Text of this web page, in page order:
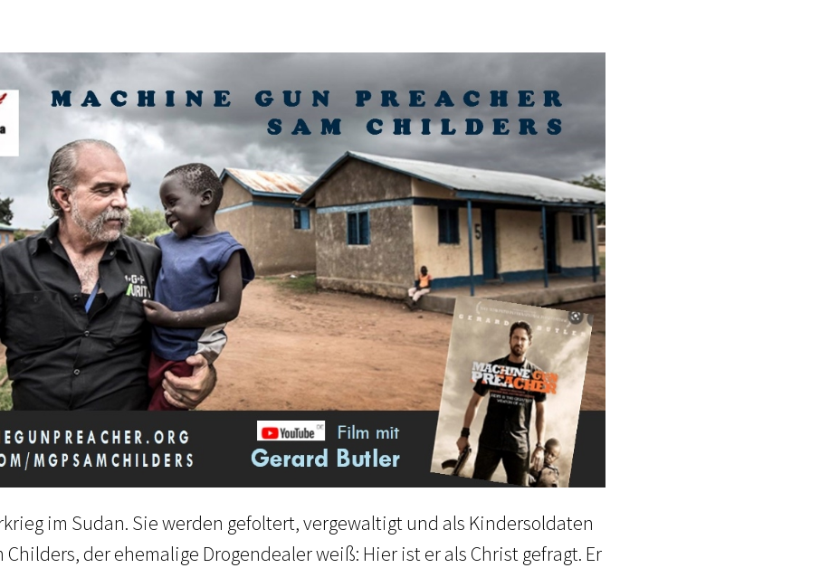
im Sudan. Sie werden gefoltert, vergewaltigt und als Kindersoldaten
der ehemalige Drogendealer weiß: Hier ist er als Christ gefragt. Er